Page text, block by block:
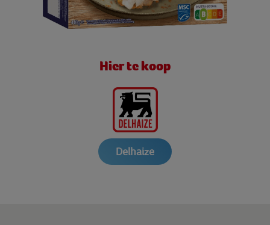
Hier te koop
Delhaize